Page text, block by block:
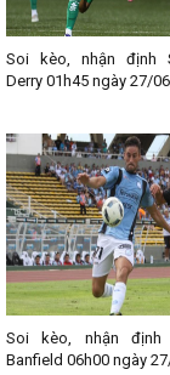
Soi kèo, nhận định
Derry 01h45 ngày 27/
Soi kèo, nhận định
Banfield 06h00 ngày